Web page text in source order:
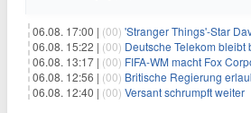
06.08. 17:00 | (00) 'Stranger Things'-Star David Harbour kehrt für
06.08. 15:22 | (00) Deutsche Telekom bleibt
06.08. 13:17 | (00) FIFA-WM macht Fox
06.08. 12:56 | (00) Britische Regierung erlaubt
06.08. 12:40 | (00) Versant schrumpft weiter